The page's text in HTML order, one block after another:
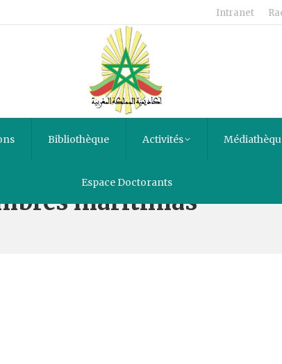
Intranet
Bibliothèque Activités
Espace Doctorants
maritimas